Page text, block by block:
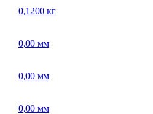
0,1200 кг
0,00 мм
0,00 мм
0,00 мм